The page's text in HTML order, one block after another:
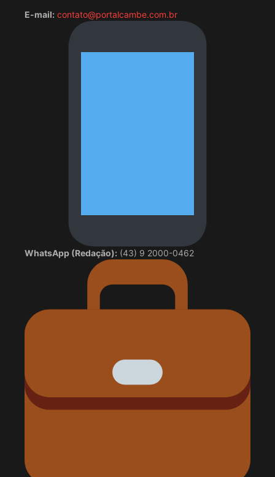
E-mail: contato@portalcambe.com.br
WhatsApp (Redação): (43) 9 2000-0462